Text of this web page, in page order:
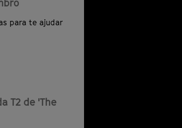
para te ajudar
T2 de 'The